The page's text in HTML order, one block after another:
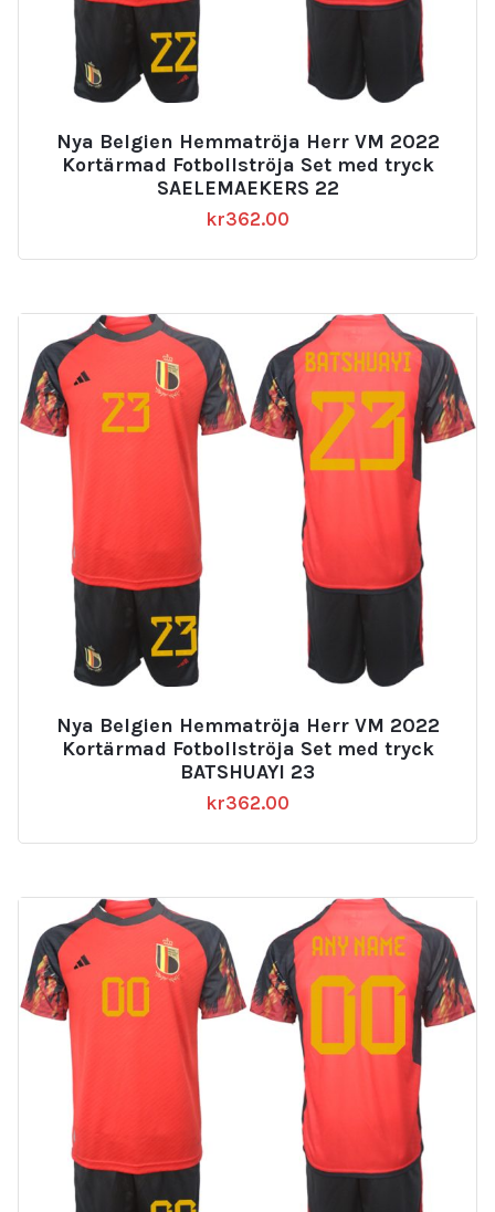
Nya Belgien Hemmatröja Herr VM 2022
Kortärmad Fotbollströja Set med tryck
SAELEMAEKERS 22
kr362.00
Nya Belgien Hemmatröja Herr VM 2022
Kortärmad Fotbollströja Set med tryck
BATSHUAYI 23
kr362.00